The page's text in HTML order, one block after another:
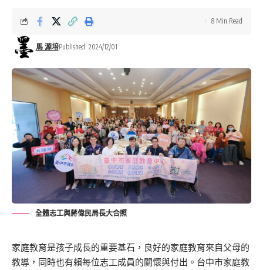
馬 源培Published: 2024/12/01
8 Min Read
全體志工與蔣偉民局長大合照
家庭教育是孩子成長的重要基石，良好的家庭教育來自父母的
教導，同時也有賴每位志工成員的關懷與付出。台中市家庭教